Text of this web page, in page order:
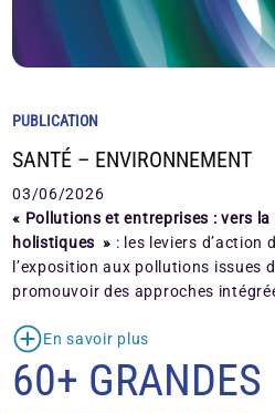
PUBLICATION
SANTÉ – ENVIRONNEMENT
03/06/2026
« Pollutions et entreprises : vers la
holistiques » : les leviers d’action
l’exposition aux pollutions issues
promouvoir des approches
En savoir plus
60+ GRANDES